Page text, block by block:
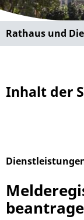
Rathaus und
Inhalt der